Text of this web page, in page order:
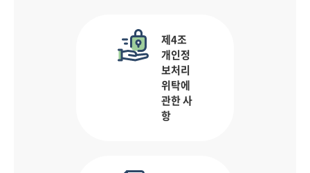
제4조
개인정
보처리
위탁에
관한 사
항